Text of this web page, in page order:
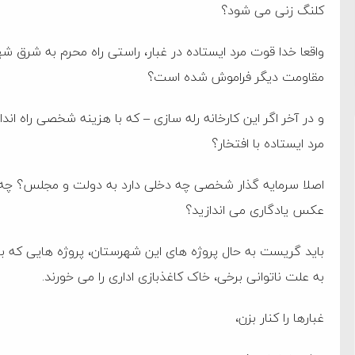
کلنگ زنی می شود؟
واقعا خدا قوت مرد ایستاده در غبار، راستی راه محرم به
مقاومت دیگر فراموش شده است؟
و در آخر اگر این کارخانه رله سازی – که با هزینه شخصی راه
مرد ایستاده با افتخار؟
اصلا سرمایه گذار شخصی چه دخلی دارد به دولت و مجلس؟ چه
عکس یادگاری می اندازید؟
به علت ناتوانی برخی، خاک کاغذبازی اداری را می خورند.
غبارها را کنار بزن،
واهی و کذب محض
نشده است
علیه ایران است
با آمریکا
دیوانگی آمریکا داریم